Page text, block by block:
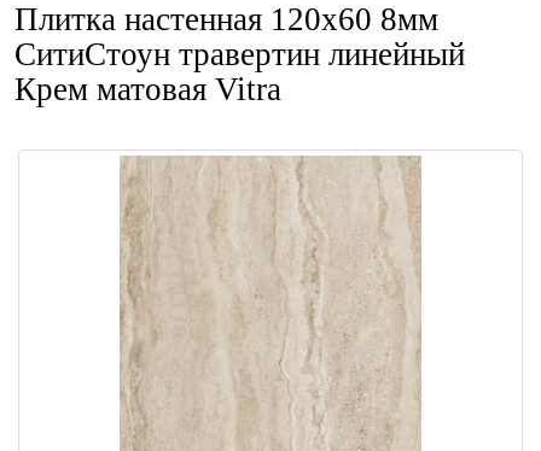
Плитка настенная 120x60 8мм
СитиСтоун травертин линейный
Крем матовая Vitra